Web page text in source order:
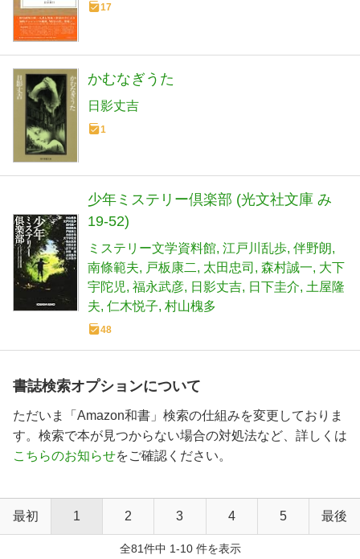
17
かむなぎうた
日影丈吉
1
少年ミステリー倶楽部 (光文社文庫 み
19-52)
ミステリー文学資料館 江戸川乱歩 伴野朗
南條範夫
戸板康二 太田忠司 森村誠一 大下
宇陀児 福永武彦 日影丈吉 日下圭介 土屋隆
夫 仁木悦子 村山槐多
48
書誌検索オプションについて
ただいま「Amazon和書」検索の仕組みを変更しておりま
す。検索で本が見つからない場合の対処法など、詳しくは
こちらのお知らせをご確認ください。
最初 1 2 3 4 5 最後
全81件中 1-10 件を表示